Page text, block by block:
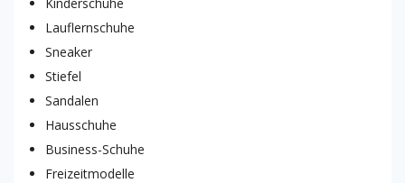
Kinderschuhe
Lauflernschuhe
Sneaker
Stiefel
Sandalen
Hausschuhe
Business-Schuhe
Freizeitmodelle